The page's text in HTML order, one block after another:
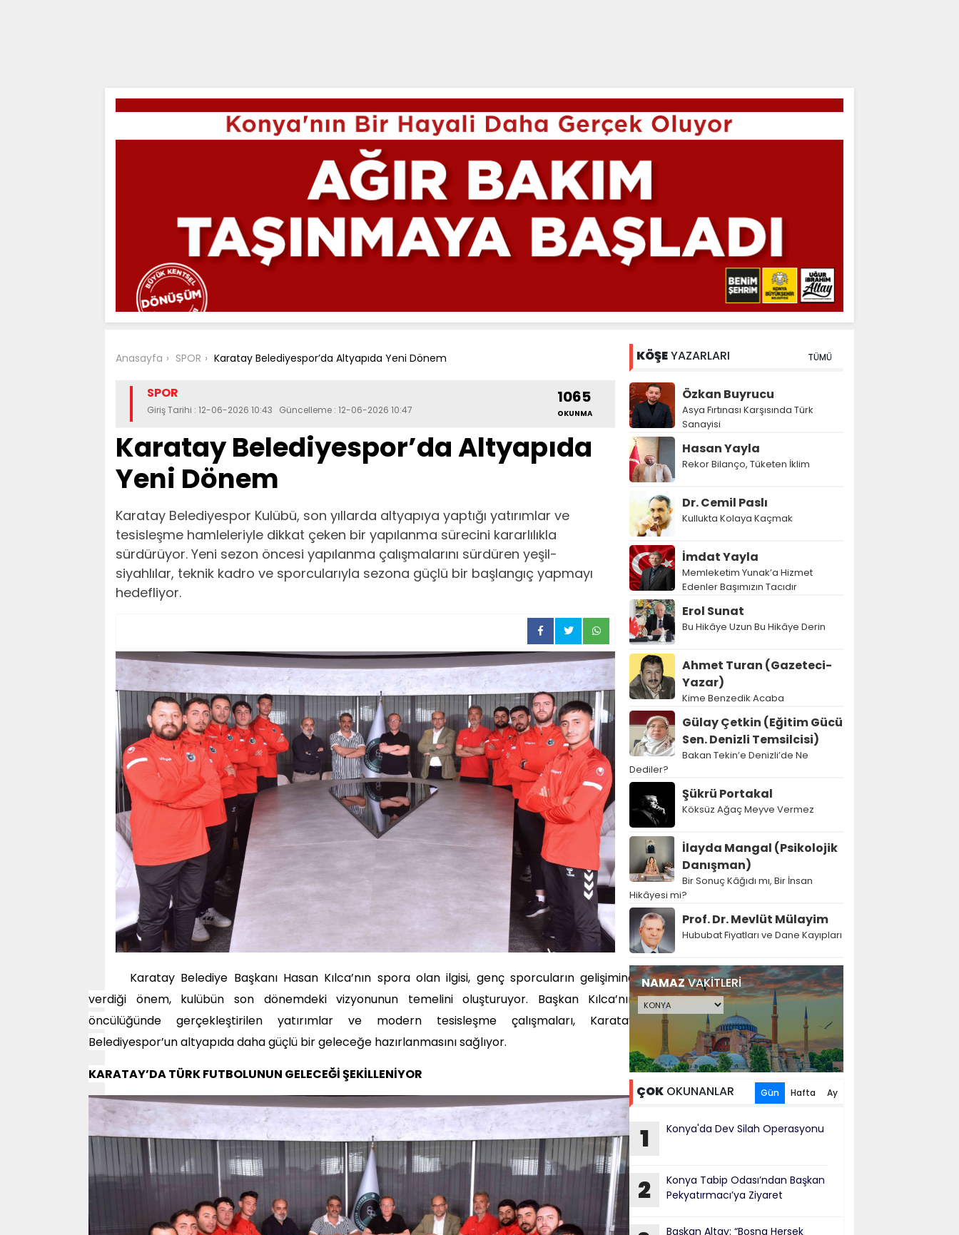
Anasayfa SPOR Karatay Belediyespor’da Altyapıda Yeni Dönem
SPOR
Giriş Tarihi : 12-06-2026 10:43 Güncelleme : 12-06-2026 10:47
1065
OKUNMA
Karatay Belediyespor’da Altyapıda
Yeni Dönem
Karatay Belediyespor Kulübü, son yıllarda altyapıya yaptığı yatırımlar ve
tesisleşme hamleleriyle dikkat çeken bir yapılanma sürecini kararlılıkla
sürdürüyor. Yeni sezon öncesi yapılanma çalışmalarını sürdüren yeşil-
siyahlılar, teknik kadro ve sporcularıyla sezona güçlü bir başlangıç yapmayı
hedefliyor.
Karatay Belediye Başkanı Hasan Kılca’nın spora olan ilgisi, genç sporcuların gelişimine
verdiği önem, kulübün son dönemdeki vizyonunun temelini oluşturuyor. Başkan Kılca’nın
öncülüğünde gerçekleştirilen yatırımlar ve modern tesisleşme çalışmaları, Karatay
Belediyespor’un altyapıda daha güçlü bir geleceğe hazırlanmasını sağlıyor.
KARATAY’DA TÜRK FUTBOLUNUN GELECEĞİ ŞEKİLLENİYOR
KÖŞEYAZARLARI TÜMÜ
Özkan Buyrucu
Asya Fırtınası Karşısında Türk
Sanayisi
Hasan Yayla
Rekor Bilanço, Tüketen İklim
Dr. Cemil Paslı
Kullukta Kolaya Kaçmak
İmdat Yayla
Memleketim Yunak’a Hizmet
Edenler Başımızın Tacıdır
Erol Sunat
Bu Hikâye Uzun Bu Hikâye Derin
Ahmet Turan (Gazeteci-
Yazar)
Kime Benzedik Acaba
Gülay Çetkin (Eğitim Gücü
Sen. Denizli Temsilcisi)
Bakan Tekin’e Denizli’de Ne
Dediler?
Şükrü Portakal
Köksüz Ağaç Meyve Vermez
İlayda Mangal (Psikolojik
Danışman)
Bir Sonuç Kâğıdı mı, Bir İnsan
Hikâyesi mi?
Prof. Dr. Mevlüt Mülayim
Hububat Fiyatları ve Dane Kayıpları
NAMAZVAKİTLERİ
ÇOK OKUNANLAR Gün Hafta Ay
1 Konya'da Dev Silah Operasyonu
2
Konya Tabip Odası’ndan Başkan
Pekyatırmacı’ya Ziyaret
Başkan Altay: “Bosna Hersek